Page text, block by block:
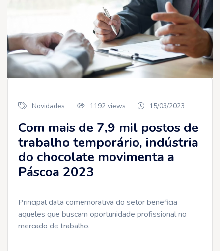
Novidades 1192 views 15/03/2023
Com mais de 7,9 mil postos de
trabalho temporário, indústria
do chocolate movimenta a
Páscoa 2023
Principal data comemorativa do setor beneficia
aqueles que buscam oportunidade profissional no
mercado de trabalho.